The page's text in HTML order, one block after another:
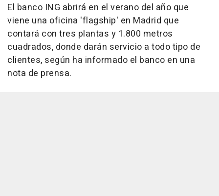
El banco ING abrirá en el verano del año que
viene una oficina 'flagship' en Madrid que
contará con tres plantas y 1.800 metros
cuadrados, donde darán servicio a todo tipo de
clientes, según ha informado el banco en una
nota de prensa.